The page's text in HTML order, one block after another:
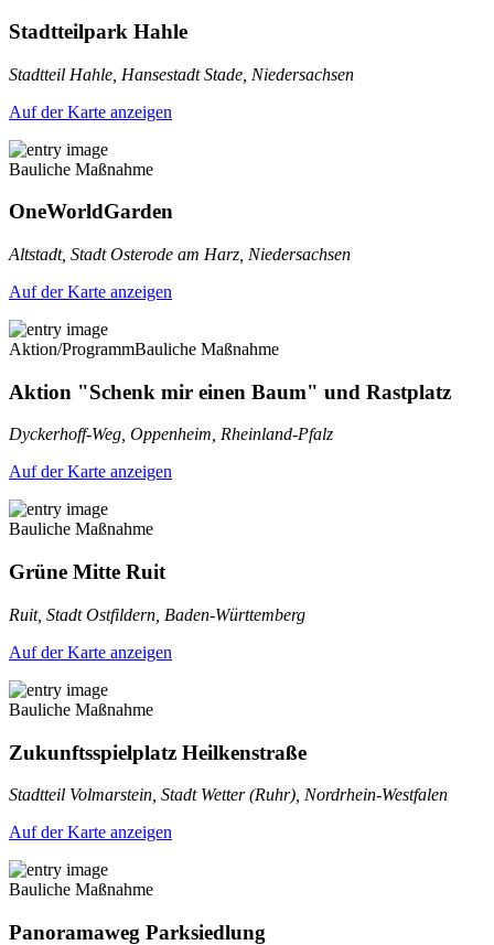
Stadtteilpark Hahle
Stadtteil Hahle, Hansestadt Stade, Niedersachsen
Auf der Karte anzeigen
Bauliche Maßnahme
OneWorldGarden
Altstadt, Stadt Osterode am Harz, Niedersachsen
Auf der Karte anzeigen
Aktion/ProgrammBauliche Maßnahme
Aktion "Schenk mir einen Baum" und Rastplatz
Dyckerhoff-Weg, Oppenheim, Rheinland-Pfalz
Auf der Karte anzeigen
Bauliche Maßnahme
Grüne Mitte Ruit
Ruit, Stadt Ostfildern, Baden-Württemberg
Auf der Karte anzeigen
Bauliche Maßnahme
Zukunftsspielplatz Heilkenstraße
Stadtteil Volmarstein, Stadt Wetter (Ruhr), Nordrhein-Westfalen
Auf der Karte anzeigen
Bauliche Maßnahme
Panoramaweg Parksiedlung